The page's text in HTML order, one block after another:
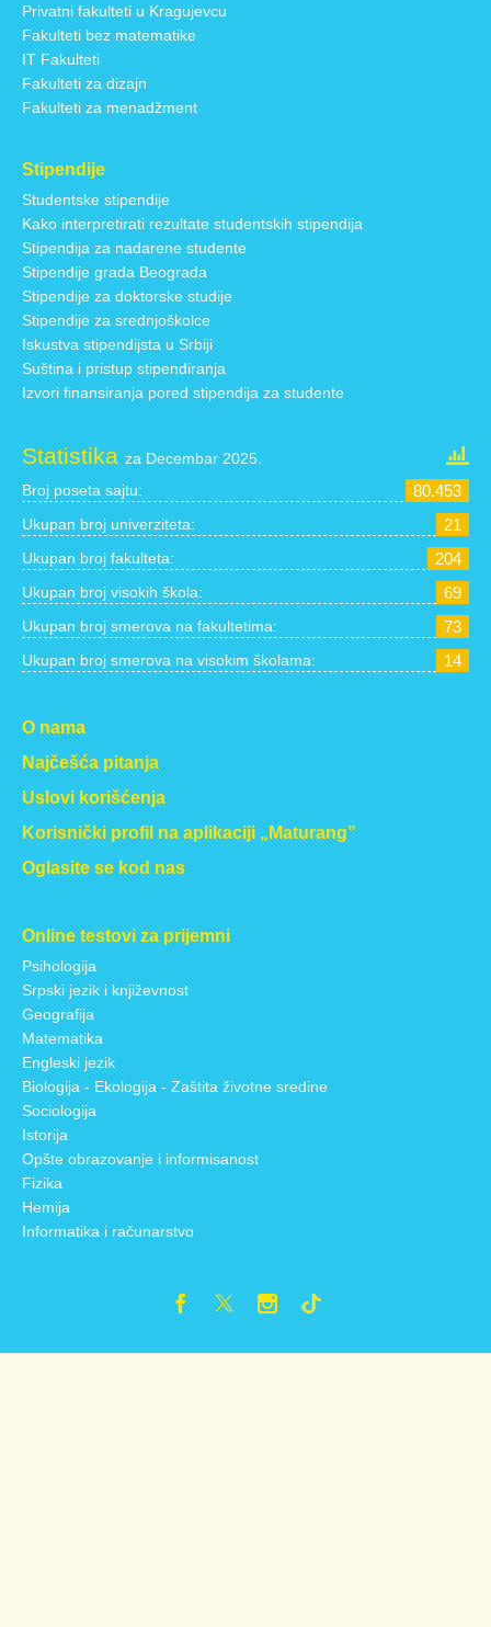
Privatni fakulteti u Kragujevcu
Fakulteti bez matematike
IT Fakulteti
Fakulteti za dizajn
Fakulteti za menadžment
Stipendije
Studentske stipendije
Kako interpretirati rezultate studentskih stipendija
Stipendija za nadarene studente
Stipendije grada Beograda
Stipendije za doktorske studije
Stipendije za srednjoškolce
Iskustva stipendijsta u Srbiji
Suština i pristup stipendiranja
Izvori finansiranja pored stipendija za studente
Statistikaza Decembar 2025.
Broj poseta sajtu: 80.453
Ukupan broj univerziteta: 21
Ukupan broj fakulteta: 204
Ukupan broj visokih škola: 69
Ukupan broj smerova na fakultetima: 73
Ukupan broj smerova na visokim školama: 14
O nama
Najčešća pitanja
Uslovi korišćenja
Korisnički profil na aplikaciji „Maturang”
Oglasite se kod nas
Online testovi za prijemni
Psihologija
Srpski jezik i književnost
Geografija
Matematika
Engleski jezik
Biologija - Ekologija - Zaštita životne sredine
Sociologija
Istorija
Opšte obrazovanje i informisanost
Fizika
Hemija
Informatika i računarstvo